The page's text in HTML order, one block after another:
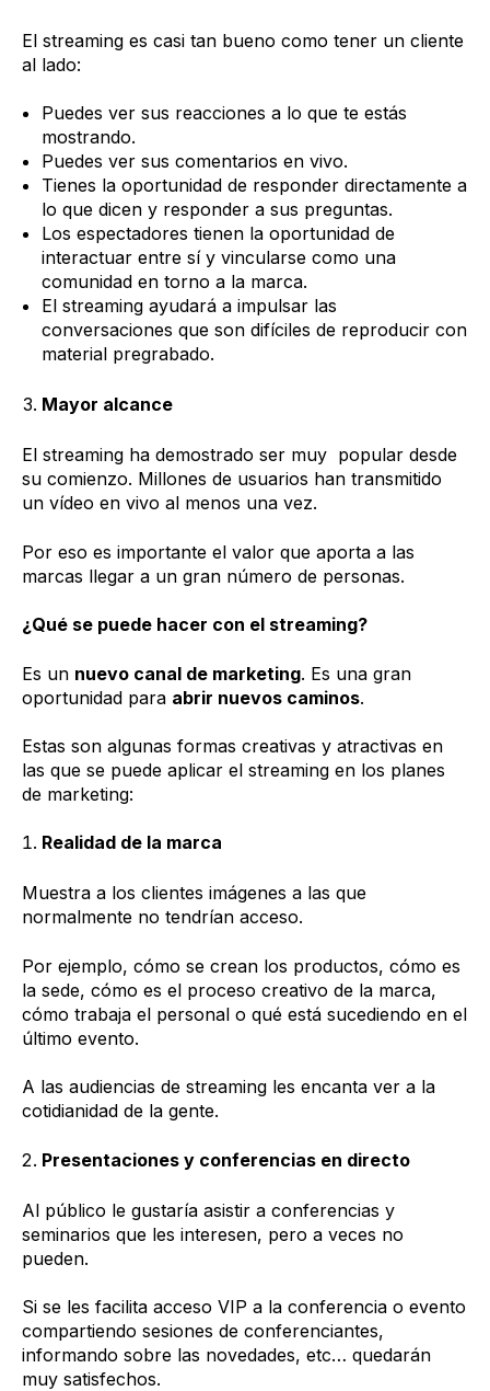
El streaming es casi tan bueno como tener un cliente
al lado:
Puedes ver sus reacciones a lo que te estás
mostrando.
Puedes ver sus comentarios en vivo.
Tienes la oportunidad de responder directamente a
lo que dicen y responder a sus preguntas.
Los espectadores tienen la oportunidad de
interactuar entre sí y vincularse como una
comunidad en torno a la marca.
El streaming ayudará a impulsar las
conversaciones que son difíciles de reproducir con
material pregrabado.
Mayor alcance
El streaming ha demostrado ser muy popular desde
su comienzo. Millones de usuarios han transmitido
un vídeo en vivo al menos una vez.
Por eso es importante el valor que aporta a las
marcas llegar a un gran número de personas.
¿Qué se puede hacer con el streaming?
Es un nuevo canal de marketing. Es una gran
oportunidad para abrir nuevos caminos.
Estas son algunas formas creativas y atractivas en
las que se puede aplicar el streaming en los planes
de marketing:
Realidad de la marca
Muestra a los clientes imágenes a las que
normalmente no tendrían acceso.
Por ejemplo, cómo se crean los productos, cómo es
la sede, cómo es el proceso creativo de la marca,
cómo trabaja el personal o qué está sucediendo en el
último evento.
A las audiencias de streaming les encanta ver a la
cotidianidad de la gente.
Presentaciones y conferencias en directo
Al público le gustaría asistir a conferencias y
seminarios que les interesen, pero a veces no
pueden.
Si se les facilita acceso VIP a la conferencia o evento
compartiendo sesiones de conferenciantes,
informando sobre las novedades, etc… quedarán
muy satisfechos.